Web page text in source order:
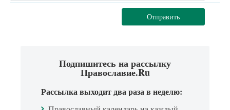
Отправить
Подпишитесь на рассылку
Православие.Ru
Рассылка выходит два раза в неделю: